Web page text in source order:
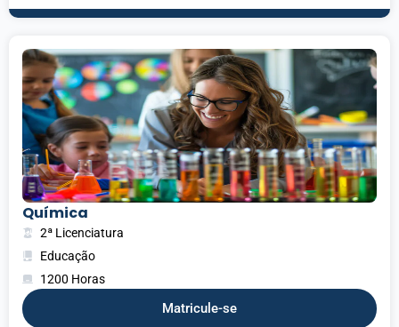
Química
2ª Licenciatura
Educação
1200 Horas
Matricule-se